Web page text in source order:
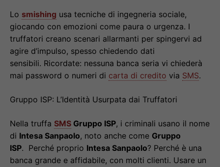
Lo smishing usa tecniche di ingegneria sociale,
giocando con emozioni come paura o urgenza. I
truffatori creano scenari allarmanti per spingervi ad
agire d’impulso, spesso chiedendo dati
sensibili. Ricordate: nessuna banca seria vi chiederà
mai password o numeri di carta di credito via SMS.
Gruppo ISP: L’Identità Usurpata dai Truffatori
Nella truffa SMS Gruppo ISP, i criminali usano il nome
di Intesa Sanpaolo, noto anche come Gruppo
ISP. Perché proprio Intesa Sanpaolo? Perché è una
banca grande e affidabile, con molti clienti. Usare un